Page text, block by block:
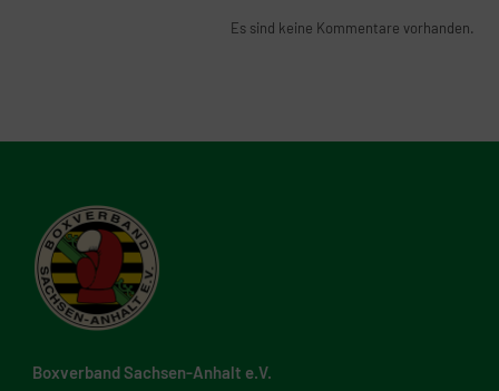
Es sind keine Kommentare vorhanden.
Boxverband Sachsen-Anhalt e.V.